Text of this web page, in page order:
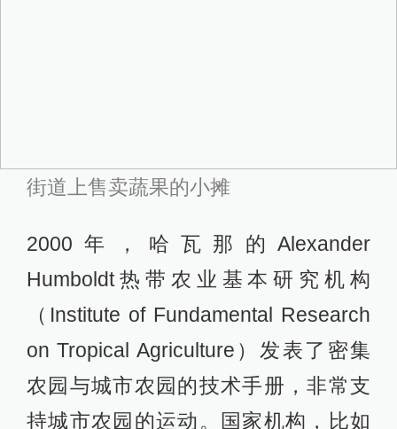
街道上售卖蔬果的小摊
2000年，哈瓦那的Alexander
Humboldt热带农业基本研究机构
（Institute of Fundamental Research
on Tropical Agriculture）发表了密集
农园与城市农园的技术手册，非常支
持城市农园的运动。国家机构，比如